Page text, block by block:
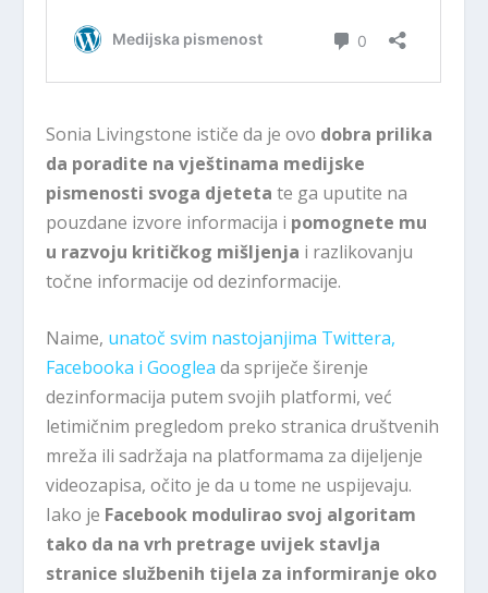
Sonia Livingstone ističe da je ovo dobra prilika
da poradite na vještinama medijske
pismenosti svoga djeteta te ga uputite na
pouzdane izvore informacija i pomognete mu
u razvoju kritičkog mišljenja i razlikovanju
točne informacije od dezinformacije.
Naime, unatoč svim nastojanjima Twittera,
Facebooka i Googlea da spriječe širenje
dezinformacija putem svojih platformi, već
letimičnim pregledom preko stranica društvenih
mreža ili sadržaja na platformama za dijeljenje
videozapisa, očito je da u tome ne uspijevaju.
Iako je Facebook modulirao svoj algoritam
tako da na vrh pretrage uvijek stavlja
stranice službenih tijela za informiranje oko